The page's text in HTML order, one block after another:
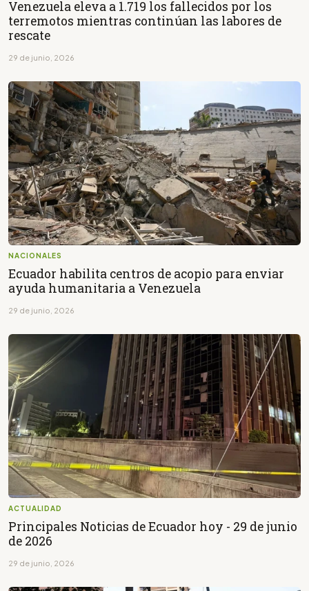
Venezuela eleva a 1.719 los fallecidos por los
terremotos mientras continúan las labores de
rescate
29 de junio, 2026
NACIONALES
Ecuador habilita centros de acopio para enviar
ayuda humanitaria a Venezuela
29 de junio, 2026
ACTUALIDAD
Principales Noticias de Ecuador hoy - 29 de junio
de 2026
29 de junio, 2026